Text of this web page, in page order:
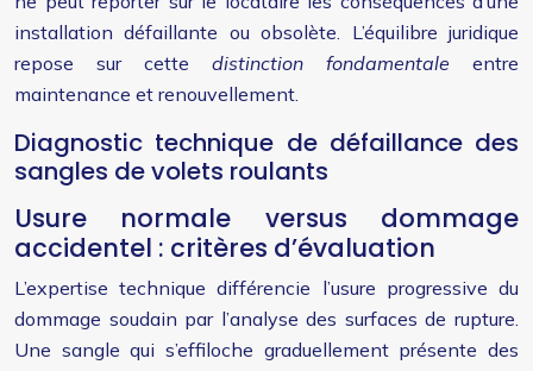
installation défaillante ou obsolète. L’équilibre juridique
repose sur cette distinction fondamentale entre
maintenance et renouvellement.
Diagnostic technique de défaillance des
sangles de volets roulants
Usure normale versus dommage
accidentel : critères d’évaluation
L’expertise technique différencie l’usure progressive du
dommage soudain par l’analyse des surfaces de rupture.
Une sangle qui s’effiloche graduellement présente des